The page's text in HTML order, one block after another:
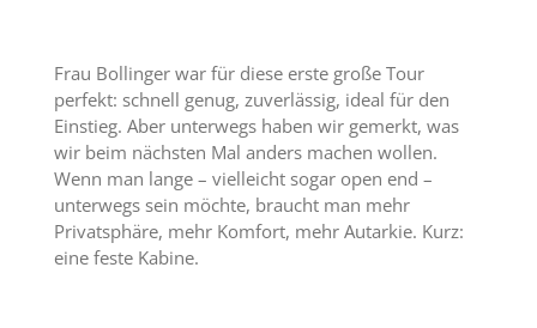
Frau Bollinger war für diese erste große Tour
perfekt: schnell genug, zuverlässig, ideal für den
Einstieg. Aber unterwegs haben wir gemerkt, was
wir beim nächsten Mal anders machen wollen.
Wenn man lange – vielleicht sogar open end –
unterwegs sein möchte, braucht man mehr
Privatsphäre, mehr Komfort, mehr Autarkie. Kurz:
eine feste Kabine.